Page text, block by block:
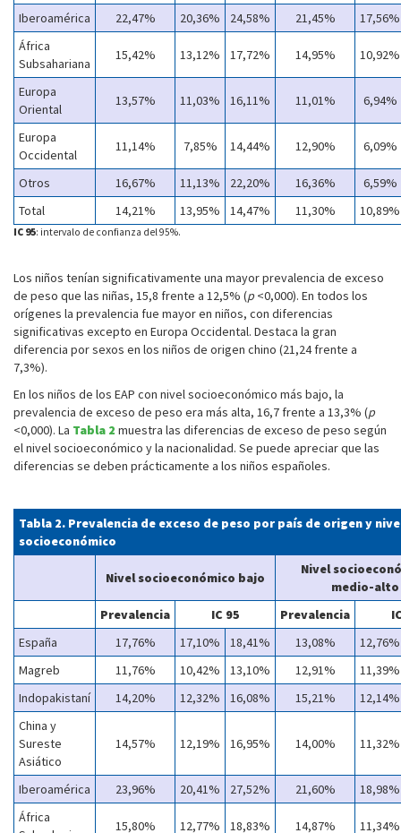
Iberoamérica 22,47% 20,36% 24,58% 21,45%
17,56%
África
Subsahariana
15,42% 13,12% 17,72% 14,95% 10,92%
Europa
Oriental
13,57% 11,03% 16,11% 11,01% 6,94%
Europa
Occidental
11,14% 7,85% 14,44% 12,90% 6,09%
Otros 16,67% 11,13% 22,20% 16,36%
6,59%
Total
14,21% 13,95% 14,47% 11,30% 10,89%
IC 95: intervalo de confianza del 95%.
Los niños tenían significativamente una mayor prevalencia de exceso
de peso que las niñas, 15,8 frente a 12,5% (p <0,000). En todos los
orígenes la prevalencia fue mayor en niños, con diferencias
significativas excepto en Europa Occidental. Destaca la gran
diferencia por sexos en los niños de origen chino (21,24 frente a
7,3%).
En los niños de los EAP con nivel socioeconómico más bajo, la
prevalencia de exceso de peso era más alta, 16,7 frente a 13,3% (p
<0,000). La Tabla 2 muestra las diferencias de exceso de peso según
el nivel socioeconómico y la nacionalidad. Se puede apreciar que las
diferencias se deben prácticamente a los niños españoles.
Tabla 2. Prevalencia de exceso de peso por país de origen y
socioeconómico
Nivel socioeconómico bajo
Nivel
medio-alto
Prevalencia
IC 95 Prevalencia
España
17,76% 17,10% 18,41% 13,08%
12,76%
Magreb
11,76% 10,42% 13,10% 12,91%
11,39%
Indopakistaní
14,20% 12,32% 16,08% 15,21%
12,14%
China y
Sureste
Asiático
14,57% 12,19% 16,95% 14,00% 11,32%
Iberoamérica 23,96% 20,41% 27,52% 21,60%
18,98%
África
15,80% 12,77% 18,83% 14,87% 11,34%